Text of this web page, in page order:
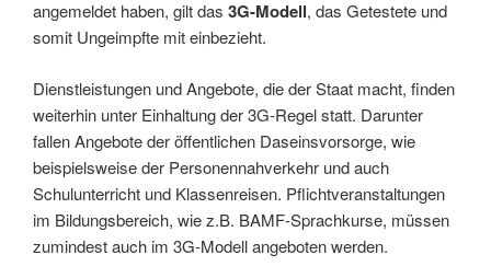
angemeldet haben, gilt das 3G-Modell, das Getestete und
somit Ungeimpfte mit einbezieht.
Dienstleistungen und Angebote, die der Staat macht, finden
weiterhin unter Einhaltung der 3G-Regel statt. Darunter
fallen Angebote der öffentlichen Daseinsvorsorge, wie
beispielsweise der Personennahverkehr und auch
Schulunterricht und Klassenreisen. Pflichtveranstaltungen
im Bildungsbereich, wie z.B. BAMF-Sprachkurse, müssen
zumindest auch im 3G-Modell angeboten werden.